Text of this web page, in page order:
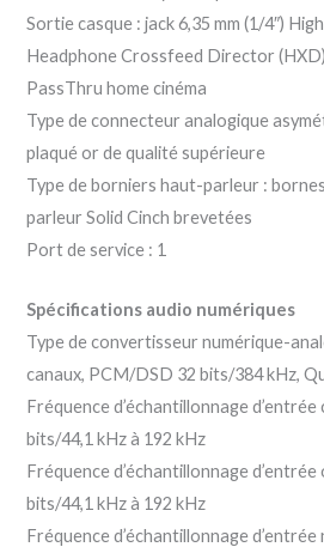
Sortie casque : jack 6,35 mm (1/4″)
Headphone Crossfeed Director (HXD)
PassThru home cinéma
Type de connecteur analogique
plaqué or de qualité supérieure
Type de borniers haut-parleur :
parleur Solid Cinch brevetées
Port de service : 1
Spécifications audio numériques
Type de convertisseur numérique-
canaux, PCM/DSD 32 bits/384 kHz,
Fréquence d’échantillonnage
bits/44,1 kHz à 192 kHz
Fréquence d’échantillonnage
bits/44,1 kHz à 192 kHz
Fréquence d’échantillonnage